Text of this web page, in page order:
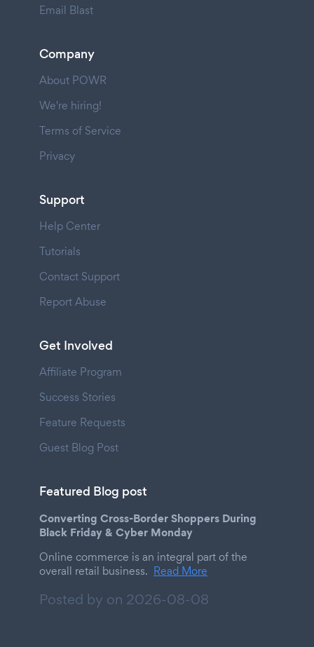
Email Blast
Company
About POWR
We're hiring!
Terms of Service
Privacy
Support
Help Center
Tutorials
Contact Support
Report Abuse
Get Involved
Affiliate Program
Success Stories
Feature Requests
Guest Blog Post
Featured Blog post
Converting Cross-Border Shoppers During
Black Friday & Cyber Monday
Online commerce is an integral part of the
overall retail business. Read More
Posted by on 2026-08-08